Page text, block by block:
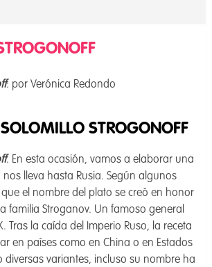
: por Verónica Redondo
SOLOMILLO STROGONOFF
. En esta ocasión, vamos a elaborar una
lleva hasta Rusia. Según algunos
que el nombre del plato se creó en honor
familia Stroganov. Un famoso general
Tras la caída del Imperio Ruso, la receta
en países como en China o en Estados
diversas variantes, incluso su nombre ha